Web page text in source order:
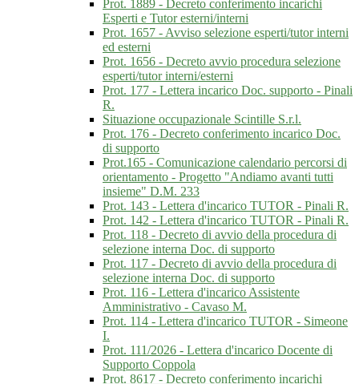
Prot. 1889 - Decreto conferimento incarichi
Esperti e Tutor esterni/interni
Prot. 1657 - Avviso selezione esperti/tutor interni
ed esterni
Prot. 1656 - Decreto avvio procedura selezione
esperti/tutor interni/esterni
Prot. 177 - Lettera incarico Doc. supporto - Pinali
R.
Situazione occupazionale Scintille S.r.l.
Prot. 176 - Decreto conferimento incarico Doc.
di supporto
Prot.165 - Comunicazione calendario percorsi di
orientamento - Progetto "Andiamo avanti tutti
insieme" D.M. 233
Prot. 143 - Lettera d'incarico TUTOR - Pinali R.
Prot. 142 - Lettera d'incarico TUTOR - Pinali R.
Prot. 118 - Decreto di avvio della procedura di
selezione interna Doc. di supporto
Prot. 117 - Decreto di avvio della procedura di
selezione interna Doc. di supporto
Prot. 116 - Lettera d'incarico Assistente
Amministrativo - Cavaso M.
Prot. 114 - Lettera d'incarico TUTOR - Simeone
I.
Prot. 111/2026 - Lettera d'incarico Docente di
Supporto Coppola
Prot. 8617 - Decreto conferimento incarichi